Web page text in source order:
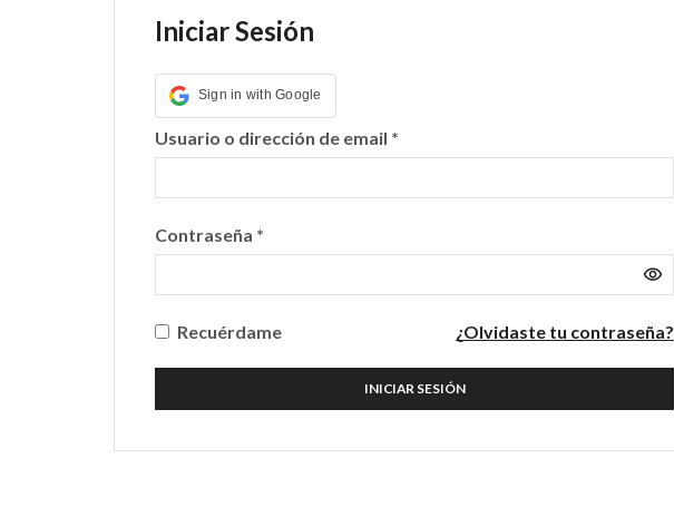
Iniciar Sesión
Sign in with Google
Usuario o dirección de email *Requerido
Contraseña *Requerido
Recuérdame ¿Olvidaste tu contraseña?
INICIAR SESIÓN